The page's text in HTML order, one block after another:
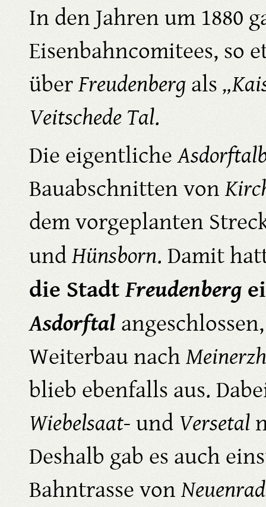
In den Jahren um 1880
Eisenbahncomitees, so
überFreudenbergals
Veitschede Tal.
Die eigentliche
Bauabschnitten von
dem vorgeplanten
undHünsborn. Damit
die StadtFreudenberg
Asdorftal
Weiterbau nach
blieb ebenfalls aus.
Wiebelsaat-undVersetal
Deshalb gab es auch
Bahntrasse von